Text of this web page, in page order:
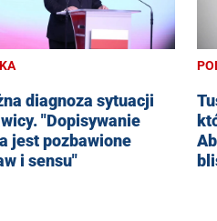
diagnoza sytuacji
"Dopisywanie
jest pozbawione
i sensu"